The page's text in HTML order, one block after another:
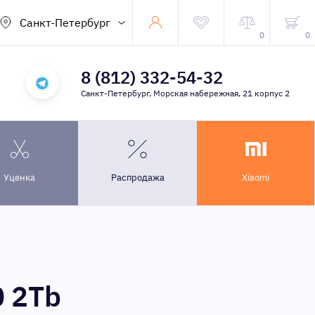
Санкт-Петербург
0 0
8 (812) 332-54-32
Санкт-Петербург, Морская набережная, 21 корпус 2
Уценка Распродажа Xiaomi
2Tb